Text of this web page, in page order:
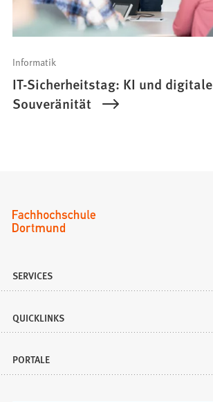
Informatik
IT-Sicherheitstag: KI und digitale
Souveränität
SERVICES
QUICKLINKS
PORTALE